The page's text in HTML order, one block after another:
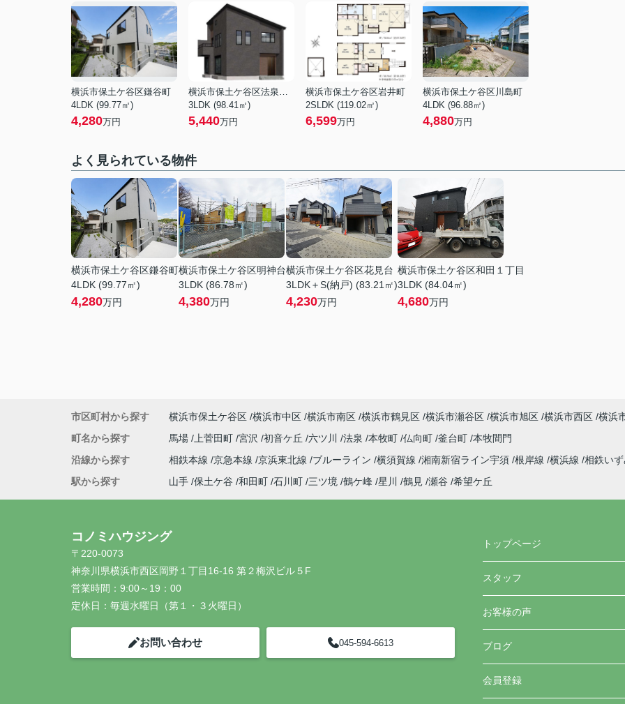
横浜市保土ケ谷区鎌谷町
4LDK (99.77㎡)
4,280万円
横浜市保土ケ谷区法泉２丁目
3LDK (98.41㎡)
5,440万円
横浜市保土ケ谷区岩井町
2SLDK (119.02㎡)
6,599万円
横浜市保土ケ谷区川島町
4LDK (96.88㎡)
4,880万円
よく見られている物件
横浜市保土ケ谷区鎌谷町
4LDK (99.77㎡)
4,280万円
横浜市保土ケ谷区明神台
3LDK (86.78㎡)
4,380万円
横浜市保土ケ谷区花見台
3LDK＋S(納戸) (83.21㎡)
4,230万円
横浜市保土ケ谷区和田１丁目
3LDK (84.04㎡)
4,680万円
市区町村から探す 横浜市保土ケ谷区 横浜市中区 横浜市南区 横浜市鶴見区 横浜市瀬谷区 横浜市旭区 横浜市西区 横浜
町名から探す
馬場 上菅田町 宮沢 初音ケ丘 六ツ川 法泉 本牧町 仏向町 釜台町 本牧間門
沿線から探す
相鉄本線 京急本線 京浜東北線 ブルーライン 横須賀線 湘南新宿ライン宇須 根岸線 横浜線 相鉄い
駅から探す
山手 保土ケ谷 和田町 石川町 三ツ境 鶴ケ峰 星川 鶴見 瀬谷 希望ケ丘
コノミハウジング
〒220-0073
神奈川県横浜市西区岡野１丁目16-16 第２梅沢ビル５F
営業時間： 9:00～19：00
定休日： 毎週水曜日（第１・３火曜日）
お問い合わせ 045-594-6613
トップページ
スタッフ
お客様の声
ブログ
会員登録